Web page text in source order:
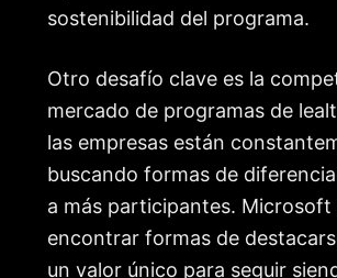
sostenibilidad del programa.
Otro desafío clave es la
mercado de programas de
las empresas están
buscando formas de
a más participantes. Microsoft
encontrar formas de
un valor único para seguir